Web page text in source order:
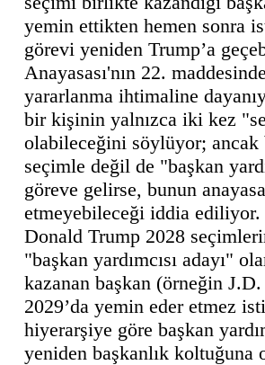
yemin ettikten hemen sonra
görevi yeniden Trump’a
Anayasası'nın 22.
yararlanma ihtimaline
bir kişinin yalnızca iki kez
olabileceğini söylüyor;
seçimle değil de "başkan
göreve gelirse, bunun
etmeyebileceği iddia
Donald Trump 2028
"başkan yardımcısı adayı"
kazanan başkan (örneğin
2029’da yemin eder etmez
hiyerarşiye göre başkan
yeniden başkanlık koltuğuna